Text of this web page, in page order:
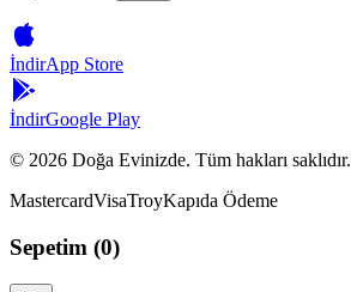
İndirApp Store
İndirGoogle Play
© 2026 Doğa Evinizde. Tüm hakları saklıdır.
MastercardVisaTroyKapıda Ödeme
Sepetim (0)